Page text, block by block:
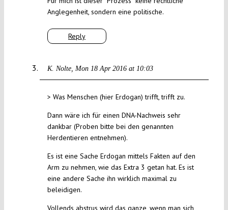
Reply
Anglegenheit, sondern eine politische.
K. Nolte Mon 18 Apr 2016 at 10:03
> Was Menschen (hier Erdogan) trifft, trifft zu.
Dann wäre ich für einen DNA-Nachweis sehr
dankbar (Proben bitte bei den genannten
Herdentieren entnehmen).
Es ist eine Sache Erdogan mittels Fakten auf den
Arm zu nehmen, wie das Extra 3 getan hat. Es ist
eine andere Sache ihn wirklich maximal zu
beleidigen.
Vollends abstrus wird das ganze, wenn man sich